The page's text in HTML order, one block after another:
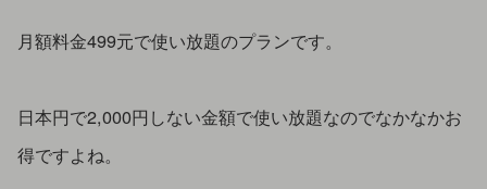
月額料金499元で使い放題のプランです。
日本円で2,000円しない金額で使い放題なのでなかなかお
得ですよね。